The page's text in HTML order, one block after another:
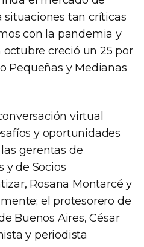
situaciones tan críticas
con la pandemia y
octubre creció un 25 por
Pequeñas y Medianas
virtual
y oportunidades
gerentas de
y de Socios
Rosana Montarcé y
el protesorero de
Buenos Aires, César
y periodista